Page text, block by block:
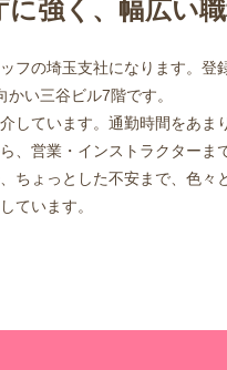
強く、幅広い
フの埼玉支社になります。登
い三谷ビル7階です。
しています。通勤時間をあま
、営業・インストラクターま
ちょっとした不安まで、色々
ています。